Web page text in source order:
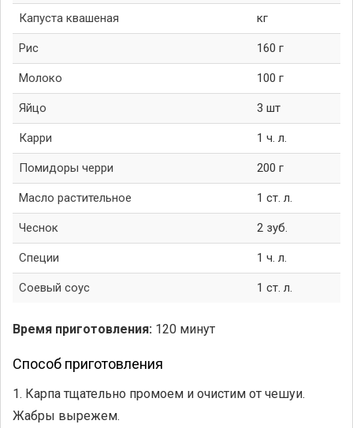
Капуста квашеная кг
Рис 160 г
Молоко 100 г
Яйцо 3 шт
Карри 1 ч. л.
Помидоры черри 200 г
Масло растительное 1 ст. л.
Чеснок 2 зуб.
Специи 1 ч. л.
Соевый соус 1 ст. л.
Время приготовления: 120 минут
Способ приготовления
1. Карпа тщательно промоем и очистим от чешуи.
Жабры вырежем.